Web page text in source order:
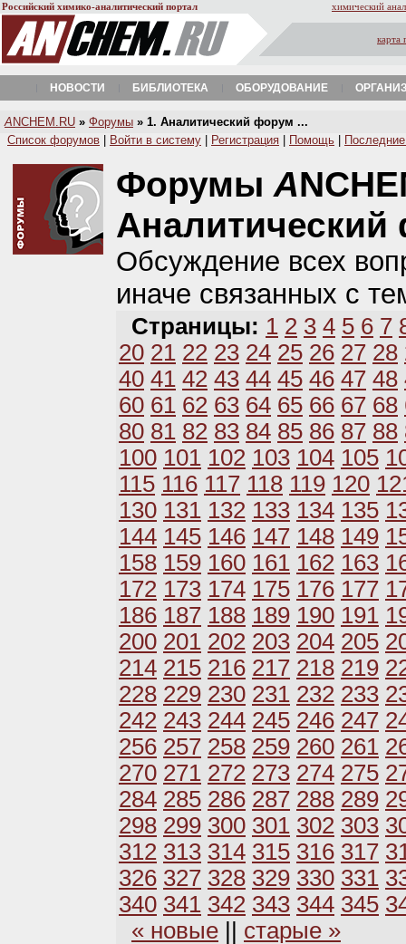
Российский химико-аналитический портал химический
карта
НОВОСТИ БИБЛИОТЕКА ОБОРУДОВАНИЕ
A NCHEM.RU » Форумы » 1. Аналитический форум ...
Список форумов
Войти в систему Регистрация Помощь
Форумы A
Обсуждение всех
иначе связанных с
Страницы: 1 2 3 4 5 6 7
20 21 22 23 24 25 26 27 28
40 41 42 43 44 45 46 47 48
60 61 62 63 64 65 66 67 68
80 81 82 83 84 85 86 87 88
100 101 102 103 104 105
115 116 117 118 119 120
130 131 132 133 134 135
144 145 146 147 148 149
158 159 160 161 162 163
172 173 174 175 176 177
186 187 188 189 190 191
200 201 202 203 204 205
214 215 216 217 218 219
228 229 230 231 232 233
242 243 244 245 246 247
256 257 258 259 260 261
270 271 272 273 274 275
284 285 286 287 288 289
298 299 300 301 302 303
312 313 314 315 316 317
326 327 328 329 330 331
340 341 342 343 344 345
« новые
старые »